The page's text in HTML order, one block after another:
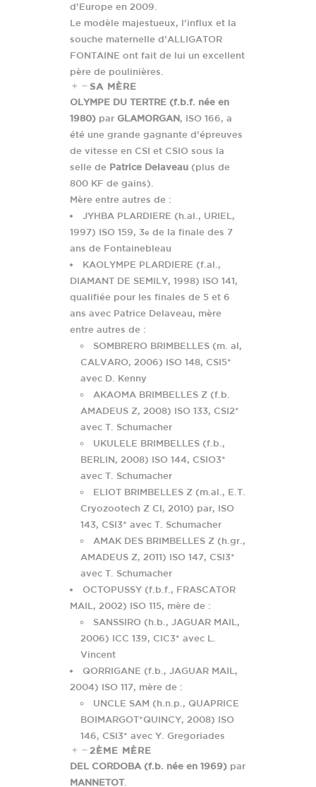
d’Europe en 2009.
Le modèle majestueux, l’influx et la
souche maternelle d’ALLIGATOR
FONTAINE ont fait de lui un excellent
père de poulinières.
SA MÈRE
OLYMPE DU TERTRE (f.b.f. née en
1980) par GLAMORGAN, ISO 166, a
été une grande gagnante d’épreuves
de vitesse en CSI et CSIO sous la
selle de Patrice Delaveau (plus de
800 KF de gains).
Mère entre autres de :
JYHBA PLARDIERE (h.al., URIEL,
1997) ISO 159, 3e de la finale des 7
ans de Fontainebleau
KAOLYMPE PLARDIERE (f.al.,
DIAMANT DE SEMILY, 1998) ISO 141,
qualifiée pour les finales de 5 et 6
ans avec Patrice Delaveau, mère
entre autres de :
SOMBRERO BRIMBELLES (m. al,
CALVARO, 2006) ISO 148, CSI5*
avec D. Kenny
AKAOMA BRIMBELLES Z (f.b.
AMADEUS Z, 2008) ISO 133, CSI2*
avec T. Schumacher
UKULELE BRIMBELLES (f.b.,
BERLIN, 2008) ISO 144, CSIO3*
avec T. Schumacher
ELIOT BRIMBELLES Z (m.al., E.T.
Cryozootech Z Cl, 2010) par, ISO
143, CSI3* avec T. Schumacher
AMAK DES BRIMBELLES Z (h.gr.,
AMADEUS Z, 2011) ISO 147, CSI3*
avec T. Schumacher
OCTOPUSSY (f.b.f., FRASCATOR
MAIL, 2002) ISO 115, mère de :
SANSSIRO (h.b., JAGUAR MAIL,
2006) ICC 139, CIC3* avec L.
Vincent
QORRIGANE (f.b., JAGUAR MAIL,
2004) ISO 117, mère de :
UNCLE SAM (h.n.p., QUAPRICE
BOIMARGOT*QUINCY, 2008) ISO
146, CSI3* avec Y. Gregoriades
2ÈME MÈRE
DEL CORDOBA (f.b. née en 1969) par
MANNETOT.